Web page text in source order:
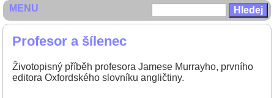
Profesor a šílenec
Životopisný příběh profesora Jamese Murrayho, prvního
editora Oxfordského slovníku angličtiny.
MENU